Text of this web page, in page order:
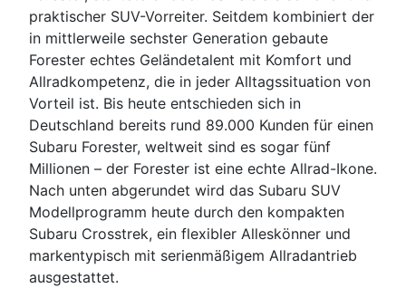
praktischer SUV-Vorreiter. Seitdem kombiniert der
in mittlerweile sechster Generation gebaute
Forester echtes Geländetalent mit Komfort und
Allradkompetenz, die in jeder Alltagssituation von
Vorteil ist. Bis heute entschieden sich in
Deutschland bereits rund 89.000 Kunden für einen
Subaru Forester, weltweit sind es sogar fünf
Millionen – der Forester ist eine echte Allrad-Ikone.
Nach unten abgerundet wird das Subaru SUV
Modellprogramm heute durch den kompakten
Subaru Crosstrek, ein flexibler Alleskönner und
markentypisch mit serienmäßigem Allradantrieb
ausgestattet.